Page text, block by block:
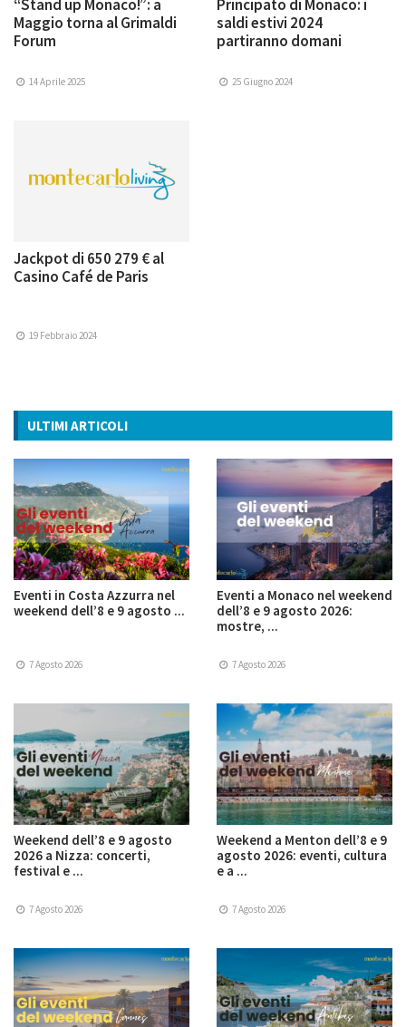
“Stand up Monaco!”: a
Maggio torna al Grimaldi
Forum
14 Aprile 2025
Principato di Monaco: i
saldi estivi 2024
partiranno domani
25 Giugno 2024
Jackpot di 650 279 € al
Casino Café de Paris
19 Febbraio 2024
ULTIMI ARTICOLI
Eventi in Costa Azzurra nel
weekend dell’8 e 9 agosto ...
7 Agosto 2026
Eventi a Monaco nel weekend
dell’8 e 9 agosto 2026:
mostre, ...
7 Agosto 2026
Weekend dell’8 e 9 agosto
2026 a Nizza: concerti,
festival e ...
7 Agosto 2026
Weekend a Menton dell’8 e 9
agosto 2026: eventi, cultura
e a ...
7 Agosto 2026